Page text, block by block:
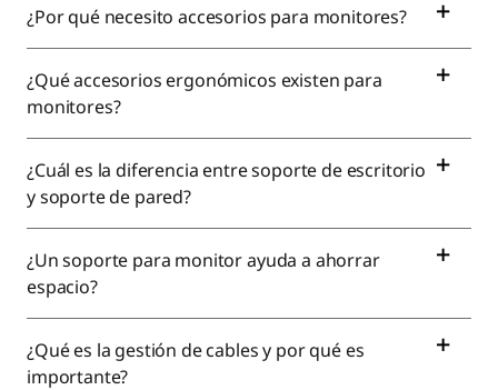
¿Por qué necesito accesorios para monitores?
¿Qué accesorios ergonómicos existen para
monitores?
¿Cuál es la diferencia entre soporte de escritorio
y soporte de pared?
¿Un soporte para monitor ayuda a ahorrar
espacio?
¿Qué es la gestión de cables y por qué es
importante?